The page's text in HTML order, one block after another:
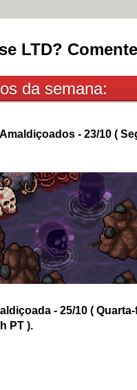
LTD?
da semana:
- 23/10 (
- 25/10 (
PT ).